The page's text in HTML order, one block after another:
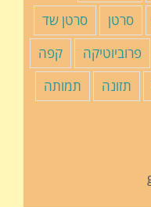
סרטן
סרטן שד
פרוביוטיקה
קפה
תזונה תמותה